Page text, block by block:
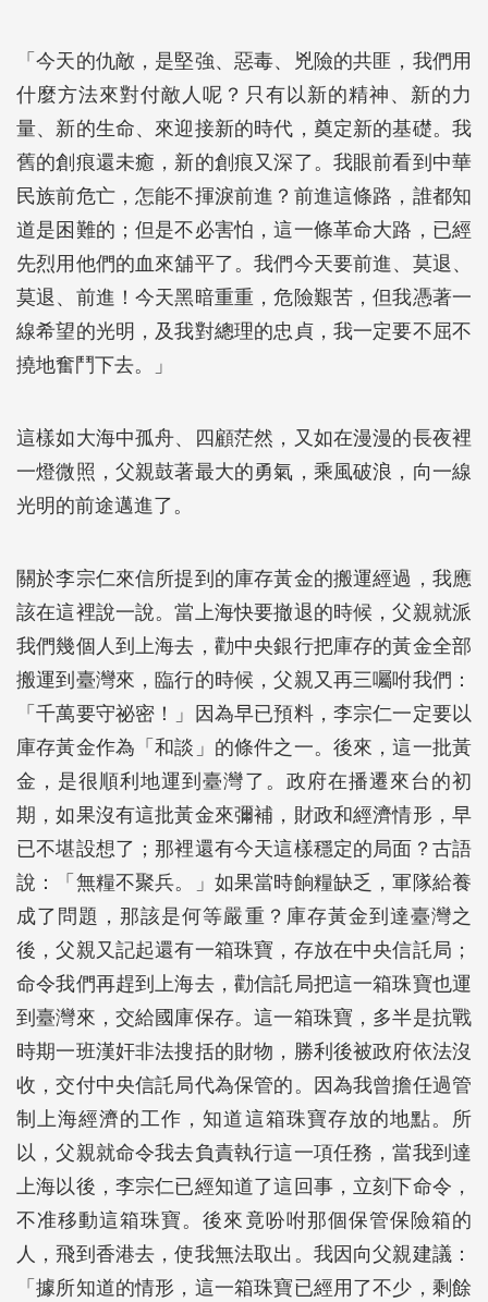
「今天的仇敵，是堅強、惡毒、兇險的共匪，我們用
什麼方法來對付敵人呢？只有以新的精神、新的力
量、新的生命、來迎接新的時代，奠定新的基礎。我
舊的創痕還未癒，新的創痕又深了。我眼前看到中華
民族前危亡，怎能不揮淚前進？前進這條路，誰都知
道是困難的；但是不必害怕，這一條革命大路，已經
先烈用他們的血來舖平了。我們今天要前進、莫退、
莫退、前進！今天黑暗重重，危險艱苦，但我憑著一
線希望的光明，及我對總理的忠貞，我一定要不屈不
撓地奮鬥下去。」
這樣如大海中孤舟、四顧茫然，又如在漫漫的長夜裡
一燈微照，父親鼓著最大的勇氣，乘風破浪，向一線
光明的前途邁進了。
關於李宗仁來信所提到的庫存黃金的搬運經過，我應
該在這裡說一說。當上海快要撤退的時候，父親就派
我們幾個人到上海去，勸中央銀行把庫存的黃金全部
搬運到臺灣來，臨行的時候，父親又再三囑咐我們：
「千萬要守祕密！」因為早已預料，李宗仁一定要以
庫存黃金作為「和談」的條件之一。後來，這一批黃
金，是很順利地運到臺灣了。政府在播遷來台的初
期，如果沒有這批黃金來彌補，財政和經濟情形，早
已不堪設想了；那裡還有今天這樣穩定的局面？古語
說：「無糧不聚兵。」如果當時餉糧缺乏，軍隊給養
成了問題，那該是何等嚴重？庫存黃金到達臺灣之
後，父親又記起還有一箱珠寶，存放在中央信託局；
命令我們再趕到上海去，勸信託局把這一箱珠寶也運
到臺灣來，交給國庫保存。這一箱珠寶，多半是抗戰
時期一班漢奸非法搜括的財物，勝利後被政府依法沒
收，交付中央信託局代為保管的。因為我曾擔任過管
制上海經濟的工作，知道這箱珠寶存放的地點。所
以，父親就命令我去負責執行這一項任務，當我到達
上海以後，李宗仁已經知道了這回事，立刻下命令，
不准移動這箱珠寶。後來竟吩咐那個保管保險箱的
人，飛到香港去，使我無法取出。我因向父親建議：
「據所知道的情形，這一箱珠寶已經用了不少，剩餘